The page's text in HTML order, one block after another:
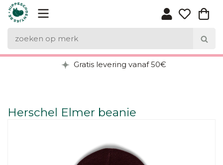
Gratis levering vanaf 50€
Herschel Elmer beanie